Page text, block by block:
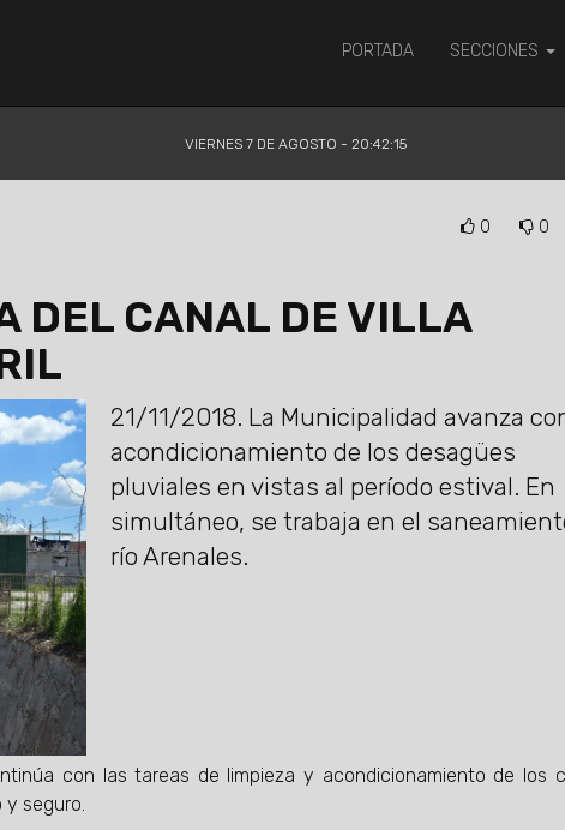
PORTADA SECCIONES
VIERNES 7 DE AGOSTO - 20:42:16
0 0
DEL CANAL DE VILLA
21/11/2018. La Municipalidad avanza
acondicionamiento de los desagües
pluviales en vistas al período estival. En
simultáneo, se trabaja en el
río Arenales.
con las tareas de limpieza y acondicionamiento de los
y seguro.